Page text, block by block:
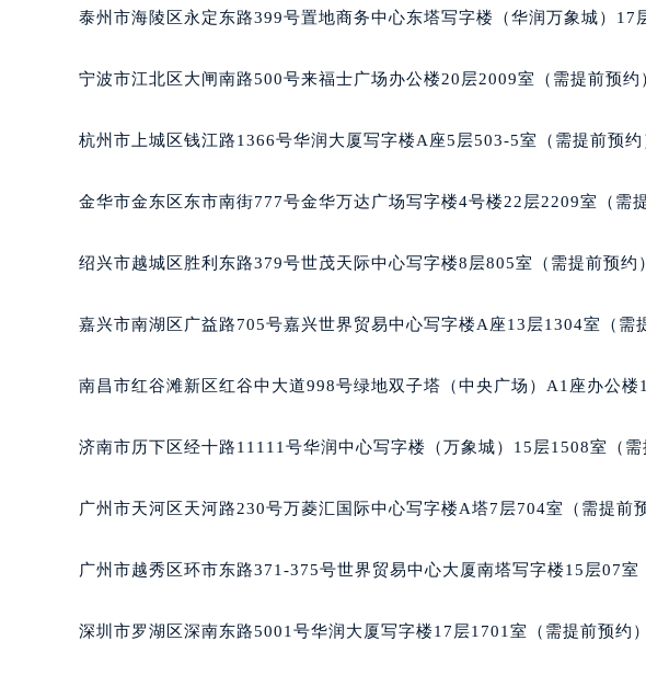
武汉市江汉区解放大道686号世界贸易大厦38层09室（需
合肥市蜀山区潜山路111号万象城华润大厦B座12楼03室
青岛市南区山东路6号华润大厦B座22层04室（需提前预约
长春市朝阳区西安大路727号中银大厦A座(旺进大厦)18层
昆明市盘龙区北京路928号同德昆明广场写字楼10层06室
西安市碑林区南关正街88号华侨城长安国际中心E座6楼
唐山市路南区新华东道100号万达广场写字楼A座10层
内蒙古自治区呼和浩特市玉泉区大学西街70号华润万象
重庆市解放碑渝中区民权路28号英利国际金融中心写字楼
黑龙江省鹤岗市向阳区红军路宝格丽售后服务中心（需提
黑龙江省鸡西市鸡冠区红军路宝格丽售后服务中心（需提
泰州市海陵区永定东路399号置地商务中心东塔写字楼（华润万象城）17
宁波市江北区大闸南路500号来福士广场办公楼20层2009室（需提前预约
杭州市上城区钱江路1366号华润大厦写字楼A座5层503-5室（需提前预约
金华市金东区东市南街777号金华万达广场写字楼4号楼22层2209室（需
绍兴市越城区胜利东路379号世茂天际中心写字楼8层805室（需提前预约）
嘉兴市南湖区广益路705号嘉兴世界贸易中心写字楼A座13层1304室（需
南昌市红谷滩新区红谷中大道998号绿地双子塔（中央广场）A1座办公楼
济南市历下区经十路11111号华润中心写字楼（万象城）15层1508室（需
广州市天河区天河路230号万菱汇国际中心写字楼A塔7层704室（需提前
广州市越秀区环市东路371-375号世界贸易中心大厦南塔写字楼15层07室
深圳市罗湖区深南东路5001号华润大厦写字楼17层1701室（需提前预约）